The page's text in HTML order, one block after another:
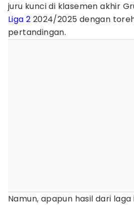
juru kunci di klasemen akhir
Liga 2 2024/2025 dengan
pertandingan.
Namun, apapun hasil dari